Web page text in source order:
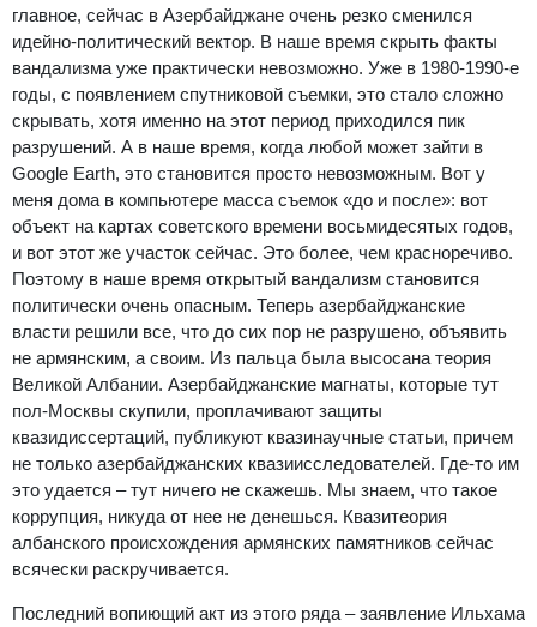
главное, сейчас в Азербайджане очень резко сменился
идейно-политический вектор. В наше время скрыть факты
вандализма уже практически невозможно. Уже в 1980-1990-е
годы, с появлением спутниковой съемки, это стало сложно
скрывать, хотя именно на этот период приходился пик
разрушений. А в наше время, когда любой может зайти в
Google Earth, это становится просто невозможным. Вот у
меня дома в компьютере масса съемок «до и после»: вот
объект на картах советского времени восьмидесятых годов,
и вот этот же участок сейчас. Это более, чем красноречиво.
Поэтому в наше время открытый вандализм становится
политически очень опасным. Теперь азербайджанские
власти решили все, что до сих пор не разрушено, объявить
не армянским, а своим. Из пальца была высосана теория
Великой Албании. Азербайджанские магнаты, которые тут
пол-Москвы скупили, проплачивают защиты
квазидиссертаций, публикуют квазинаучные статьи, причем
не только азербайджанских квазиисследователей. Где-то им
это удается – тут ничего не скажешь. Мы знаем, что такое
коррупция, никуда от нее не денешься. Квазитеория
албанского происхождения армянских памятников сейчас
всячески раскручивается.
Последний вопиющий акт из этого ряда – заявление Ильхама